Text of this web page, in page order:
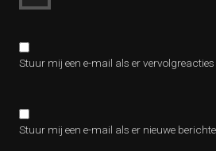
Stuur mij een e-mail als er vervolgreacties
Stuur mij een e-mail als er nieuwe